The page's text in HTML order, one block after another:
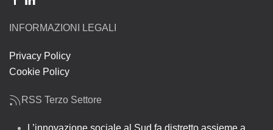
INFORMAZIONI LEGALI
Privacy Policy
Cookie Policy
RSS Terzo Settore
L’innovazione sociale al Sud fa distretto assieme a